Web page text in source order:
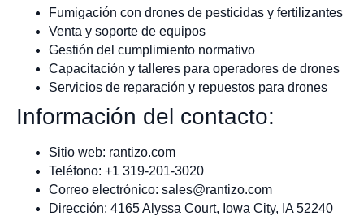
Fumigación con drones de pesticidas y fertilizantes
Venta y soporte de equipos
Gestión del cumplimiento normativo
Capacitación y talleres para operadores de drones
Servicios de reparación y repuestos para drones
Información del contacto:
Sitio web: rantizo.com
Teléfono: +1 319-201-3020
Correo electrónico: sales@rantizo.com
Dirección: 4165 Alyssa Court, Iowa City, IA 52240